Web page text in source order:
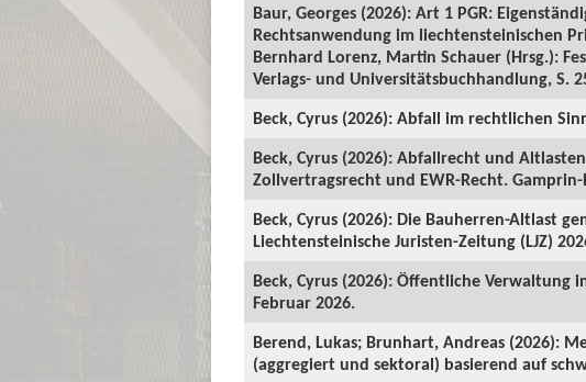
Baur, Georges (2026): Art 1 PGR:
Rechtsanwendung im liechtensteinischen
Bernhard Lorenz, Martin Schauer (Hrsg.):
Verlags- und Universitätsbuchhandlung, S.
Beck, Cyrus (2026): Abfall im rechtlichen
Beck, Cyrus (2026): Abfallrecht und
Zollvertragsrecht und EWR-Recht.
Beck, Cyrus (2026): Die Bauherren-Altlast
Liechtensteinische Juristen-Zeitung (LJZ)
Beck, Cyrus (2026): Öffentliche Verwaltung
Februar 2026.
Berend, Lukas; Brunhart, Andreas (2026):
(aggregiert und sektoral) basierend auf